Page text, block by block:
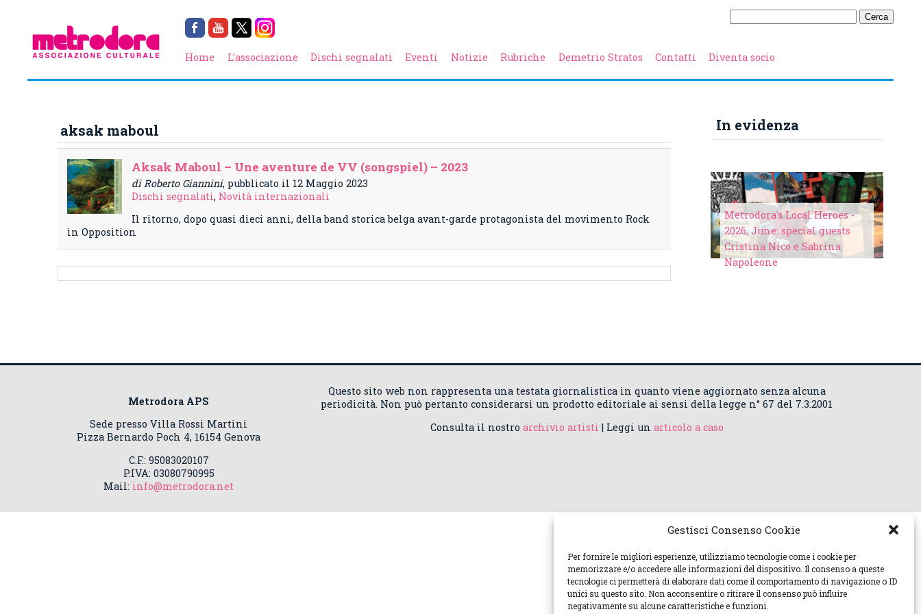
Gestisci Consenso Cookie
Per fornire le migliori esperienze, utilizziamo tecnologie come i cookie per
memorizzare e/o accedere alle informazioni del dispositivo. Il consenso a queste
tecnologie ci permetterà di elaborare dati come il comportamento di navigazione o ID
unici su questo sito. Non acconsentire o ritirare il consenso può influire
negativamente su alcune caratteristiche e funzioni.
Home L’associazione Dischi segnalati Eventi Notizie Rubriche Demetrio Stratos Contatti Diventa socio
aksak maboul
Aksak Maboul – Une aventure de VV (songspiel) – 2023
di Roberto Giannini, pubblicato il 12 Maggio 2023
Dischi segnalati, Novità internazionali
Il ritorno, dopo quasi dieci anni, della band storica belga avant-garde protagonista del movimento Rock
in Opposition
In evidenza
Metrodora's Local Heroes -
2026, June: special guests
Cristina Nico e Sabrina
Napoleone
Metrodora APS
Sede presso Villa Rossi Martini
Pizza Bernardo Poch 4, 16154 Genova
C.F.: 95083020107
P.IVA: 03080790995
Mail: info@metrodora.net
Questo sito web non rappresenta una testata giornalistica in quanto viene aggiornato senza alcuna
periodicità. Non può pertanto considerarsi un prodotto editoriale ai sensi della legge n° 67 del 7.3.2001
Consulta il nostro archivio artisti | Leggi un articolo a caso